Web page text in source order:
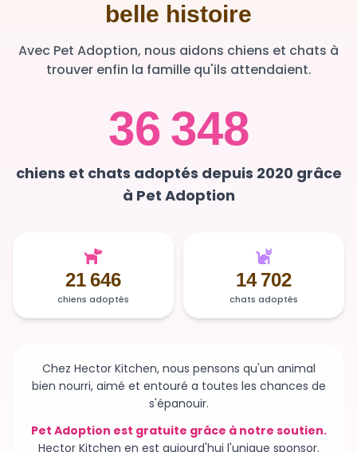
belle histoire
Avec Pet Adoption, nous aidons chiens et chats à
trouver enfin la famille qu'ils attendaient.
36 348
chiens et chats adoptés depuis 2020 grâce
à Pet Adoption
21 646
chiens adoptés
14 702
chats adoptés
Chez Hector Kitchen, nous pensons qu'un animal
bien nourri, aimé et entouré a toutes les chances de
s'épanouir.
Pet Adoption est gratuite grâce à notre soutien.
Hector Kitchen en est aujourd'hui l'unique sponsor.